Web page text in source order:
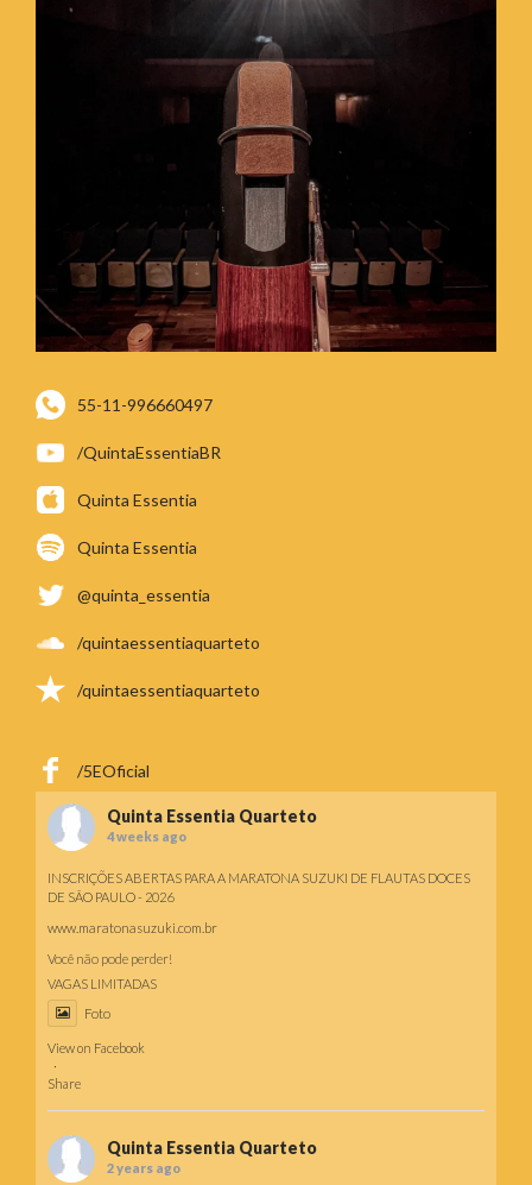
55-11-996660497
/QuintaEssentiaBR
Quinta Essentia
Quinta Essentia
@quinta_essentia
/quintaessentiaquarteto
/quintaessentiaquarteto
/5EOficial
Quinta Essentia Quarteto
4 weeks ago
INSCRIÇÕES ABERTAS PARA A MARATONA SUZUKI DE FLAUTAS DOCES
DE SÃO PAULO - 2026
www.maratonasuzuki.com.br
Você não pode perder!
VAGAS LIMITADAS
Foto
View on Facebook
·
Share
Quinta Essentia Quarteto
2 years ago